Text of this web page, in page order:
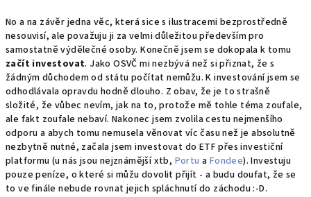
No a na závěr jedna věc, která sice s ilustracemi bezprostředně
nesouvisí, ale považuju ji za velmi důležitou především pro
samostatně výdělečné osoby. Konečně jsem se dokopala k tomu
začít investovat. Jako OSVČ mi nezbývá než si přiznat, že s
žádným důchodem od státu počítat nemůžu. K investování jsem se
odhodlávala opravdu hodně dlouho. Z obav, že je to strašně
složité, že vůbec nevím, jak na to, protože mě tohle téma zoufale,
ale fakt zoufale nebaví. Nakonec jsem zvolila cestu nejmenšího
odporu a abych tomu nemusela věnovat víc času než je absolutně
nezbytně nutné, začala jsem investovat do ETF přes investiční
platformu (u nás jsou nejznámější xtb, Portu a Fondee). Investuju
pouze peníze, o které si můžu dovolit přijít - a budu doufat, že se
to ve finále nebude rovnat jejich spláchnutí do záchodu :-D.